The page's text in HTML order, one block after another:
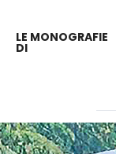
LE MONOGRAFIE
DI